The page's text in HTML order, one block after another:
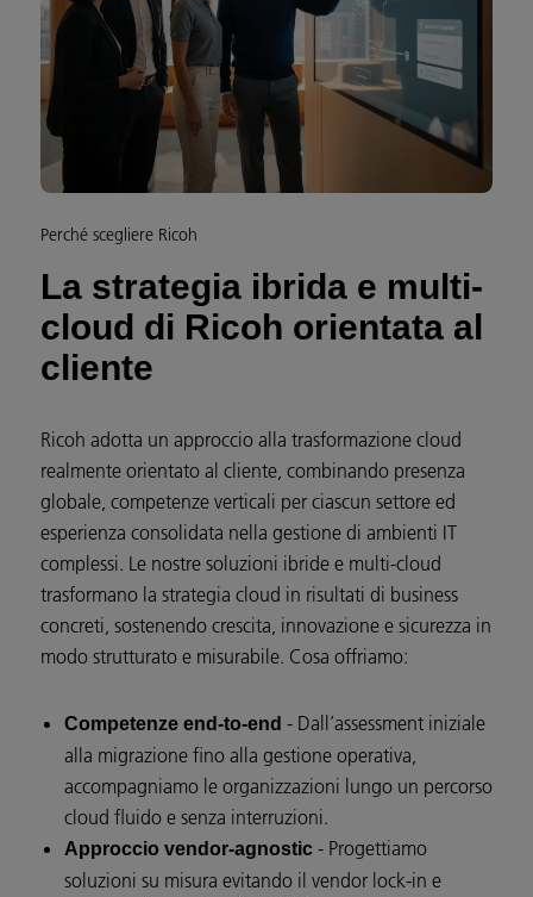
Perché scegliere Ricoh
La strategia ibrida e multi-
cloud di Ricoh orientata al
cliente
Ricoh adotta un approccio alla trasformazione cloud
realmente orientato al cliente, combinando presenza
globale, competenze verticali per ciascun settore ed
esperienza consolidata nella gestione di ambienti IT
complessi. Le nostre soluzioni ibride e multi-cloud
trasformano la strategia cloud in risultati di business
concreti, sostenendo crescita, innovazione e sicurezza in
modo strutturato e misurabile. Cosa offriamo:
Competenze end-to-end - Dall’assessment iniziale
alla migrazione fino alla gestione operativa,
accompagniamo le organizzazioni lungo un percorso
cloud fluido e senza interruzioni.
Approccio vendor-agnostic - Progettiamo
soluzioni su misura evitando il vendor lock-in e